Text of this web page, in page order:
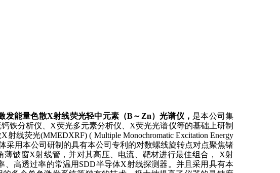
发能量色散X射线荧光轻中元素（B～ Zn）光谱仪， 是本公司集
铁分析仪、 X荧光多元素分析仪、 X荧光光谱仪等的基础上研制
X射线荧光(MMEDXRF) ( Multiple Monochromatic Excitation Energy
采用本公司研制的具有本公司专利的对数螺线旋转点对点聚焦锗
薄铍窗X射线管，并对其高压、电流、靶材进行最佳组合， X射
、高透过率的常温用 SDD半导体X射线探测器。 并且采用具有本